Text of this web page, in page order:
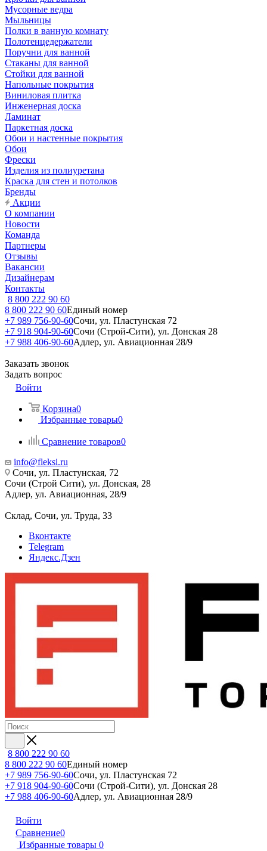
Мусорные ведра
Мыльницы
Полки в ванную комнату
Полотенцедержатели
Поручни для ванной
Стаканы для ванной
Стойки для ванной
Напольные покрытия
Виниловая плитка
Инженерная доска
Ламинат
Паркетная доска
Обои и настенные покрытия
Обои
Фрески
Изделия из полиуретана
Краска для стен и потолков
Бренды
Акции
О компании
Новости
Команда
Партнеры
Отзывы
Вакансии
Дизайнерам
Контакты
8 800 222 90 60
8 800 222 90 60Единый номер
+7 989 756-90-60Сочи, ул. Пластунская 72
+7 918 904-90-60Сочи (Строй-Сити), ул. Донская 28
+7 988 406-90-60Адлер, ул. Авиационная 28/9
Заказать звонок
Задать вопрос
Войти
Корзина0
Избранные товары0
Сравнение товаров0
info@fleksi.ru
Сочи, ул. Пластунская, 72
Сочи (Строй Сити), ул. Донская, 28
Адлер, ул. Авиационная, 28/9
Склад, Сочи, ул. Труда, 33
Вконтакте
Telegram
Яндекс.Дзен
8 800 222 90 60
8 800 222 90 60Единый номер
+7 989 756-90-60Сочи, ул. Пластунская 72
+7 918 904-90-60Сочи (Строй-Сити), ул. Донская 28
+7 988 406-90-60Адлер, ул. Авиационная 28/9
Войти
Сравнение0
Избранные товары 0